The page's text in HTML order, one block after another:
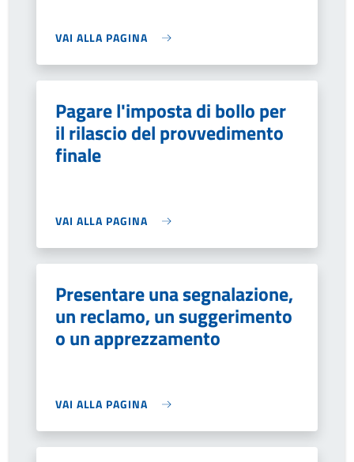
VAI ALLA PAGINA
Pagare l'imposta di bollo per
il rilascio del provvedimento
finale
VAI ALLA PAGINA
Presentare una segnalazione,
un reclamo, un suggerimento
o un apprezzamento
VAI ALLA PAGINA